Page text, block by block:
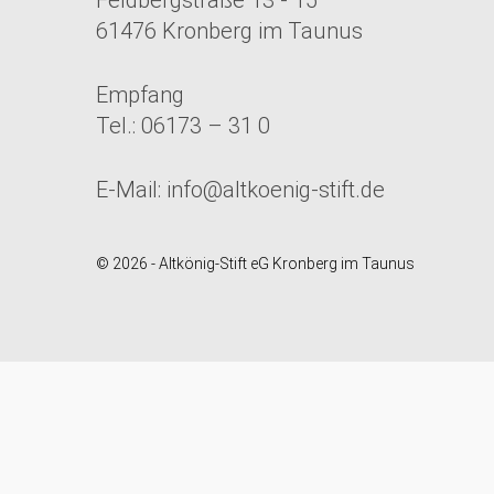
61476 Kronberg im Taunus
Empfang
Tel.: 06173 – 31 0
E-Mail: info@altkoenig-stift.de
© 2026 - Altkönig-Stift eG Kronberg im Taunus